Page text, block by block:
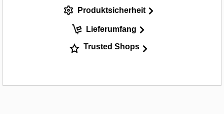
Produktsicherheit
Lieferumfang
Trusted Shops